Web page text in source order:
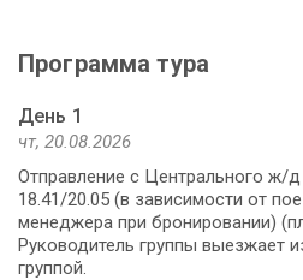
Программа тура
День 1
чт, 20.08.2026
Отправление с Центрального ж/
18.41/20.05 (в зависимости от
менеджера при бронировании)
Руководитель группы выезжает
группой.